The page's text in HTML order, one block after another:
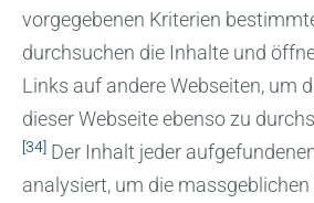
vorgegebenen Kriterien
durchsuchen die Inhalte und
Links auf andere Webseiten, um
dieser Webseite ebenso zu
[34] Der Inhalt jeder
analysiert, um die